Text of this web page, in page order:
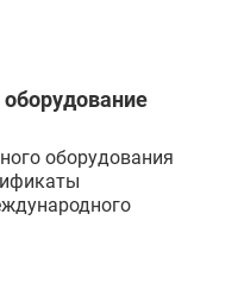
оборудования